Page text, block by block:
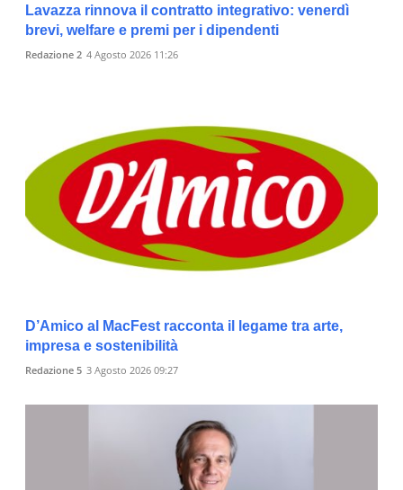
Lavazza rinnova il contratto integrativo: venerdì
brevi, welfare e premi per i dipendenti
Redazione 2 4 Agosto 2026 11:26
D’Amico al MacFest racconta il legame tra arte,
impresa e sostenibilità
Redazione 5 3 Agosto 2026 09:27